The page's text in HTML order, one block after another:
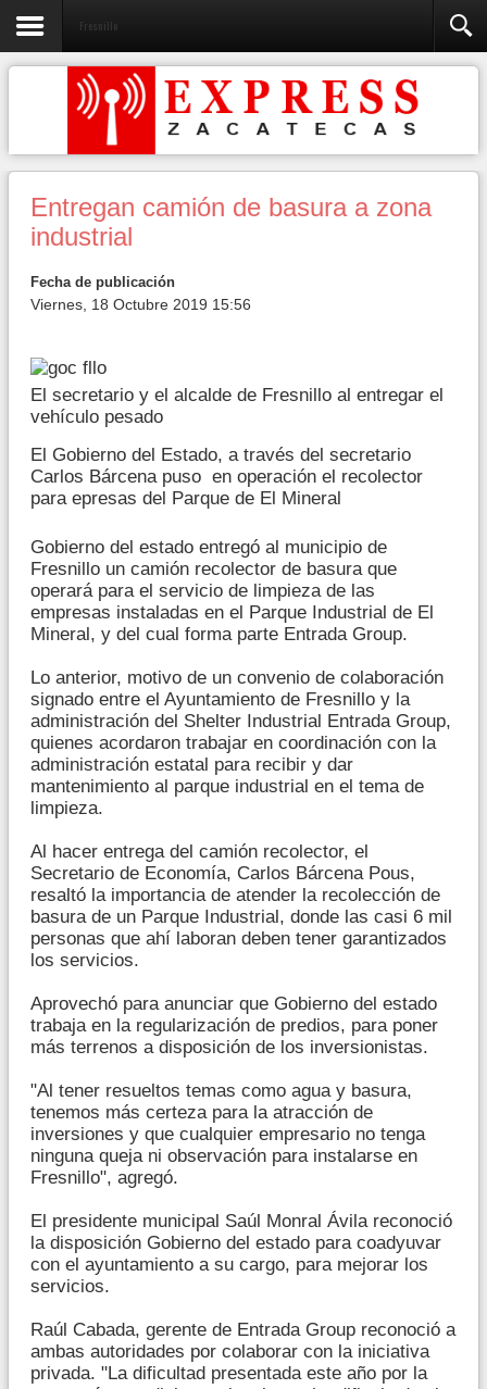
Fresnillo
Entregan camión de basura a zona
industrial
Fecha de publicación
Viernes, 18 Octubre 2019 15:56
El secretario y el alcalde de Fresnillo al entregar el
vehículo pesado
El Gobierno del Estado, a través del secretario
Carlos Bárcena puso en operación el recolector
para epresas del Parque de El Mineral
Gobierno del estado entregó al municipio de
Fresnillo un camión recolector de basura que
operará para el servicio de limpieza de las
empresas instaladas en el Parque Industrial de El
Mineral, y del cual forma parte Entrada Group.
Lo anterior, motivo de un convenio de colaboración
signado entre el Ayuntamiento de Fresnillo y la
administración del Shelter Industrial Entrada Group,
quienes acordaron trabajar en coordinación con la
administración estatal para recibir y dar
mantenimiento al parque industrial en el tema de
limpieza.
Al hacer entrega del camión recolector, el
Secretario de Economía, Carlos Bárcena Pous,
resaltó la importancia de atender la recolección de
basura de un Parque Industrial, donde las casi 6 mil
personas que ahí laboran deben tener garantizados
los servicios.
Aprovechó para anunciar que Gobierno del estado
trabaja en la regularización de predios, para poner
más terrenos a disposición de los inversionistas.
"Al tener resueltos temas como agua y basura,
tenemos más certeza para la atracción de
inversiones y que cualquier empresario no tenga
ninguna queja ni observación para instalarse en
Fresnillo", agregó.
El presidente municipal Saúl Monral Ávila reconoció
la disposición Gobierno del estado para coadyuvar
con el ayuntamiento a su cargo, para mejorar los
servicios.
Raúl Cabada, gerente de Entrada Group reconoció a
ambas autoridades por colaborar con la iniciativa
privada. "La dificultad presentada este año por la